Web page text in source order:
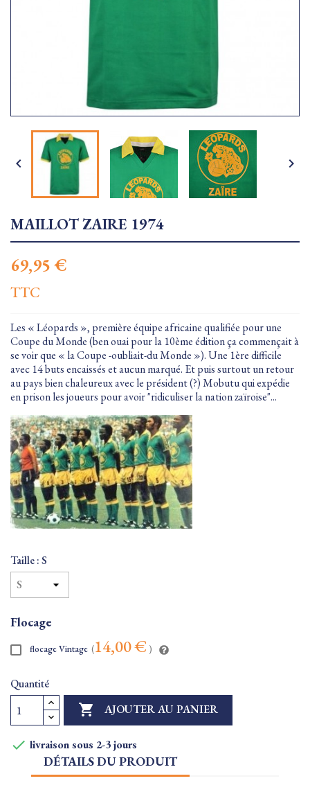
 
MAILLOT ZAIRE 1974
69,95 €
TTC
Les « Léopards », première équipe africaine qualifiée pour une
Coupe du Monde (ben ouai pour la 10ème édition ça commençait à
se voir que « la Coupe -oubliait-du Monde »). Une 1ère difficile
avec 14 buts encaissés et aucun marqué. Et puis surtout un retour
au pays bien chaleureux avec le président (?) Mobutu qui expédie
en prison les joueurs pour avoir "ridiculiser la nation zaïroise"...
Taille : S
Flocage
flocage Vintage (14,00 € )
Quantité
 AJOUTER AU PANIER
 livraison sous 2-3 jours
DÉTAILS DU PRODUIT